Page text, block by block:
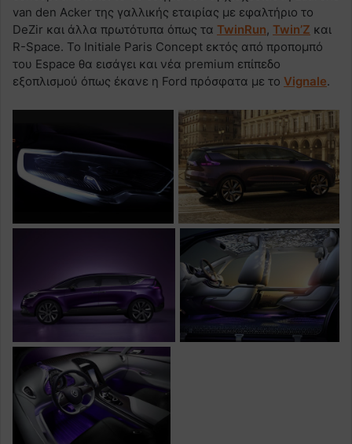
van den Acker της γαλλικής εταιρίας με εφαλτήριο το
DeZir και άλλα πρωτότυπα όπως τα TwinRun, Twin’Z και
R-Space. Το Initiale Paris Concept εκτός από προπομπό
του Espace θα εισάγει και νέα premium επίπεδο
εξοπλισμού όπως έκανε η Ford πρόσφατα με το Vignale.